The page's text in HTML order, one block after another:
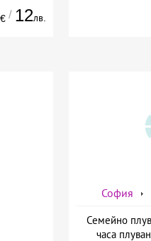
€ / 12лв.
София
Семейно
часа